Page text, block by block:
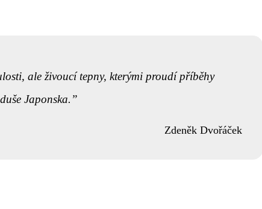
ale živoucí tepny, kterými proudí příběhy
Japonska.
Zdeněk Dvořáček